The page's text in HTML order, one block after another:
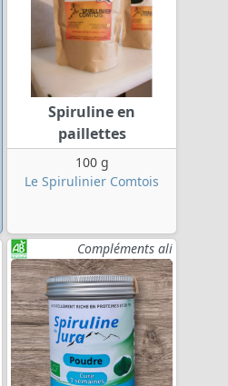
Spiruline en
paillettes
100 g
Le Spirulinier Comtois
Compléments ali